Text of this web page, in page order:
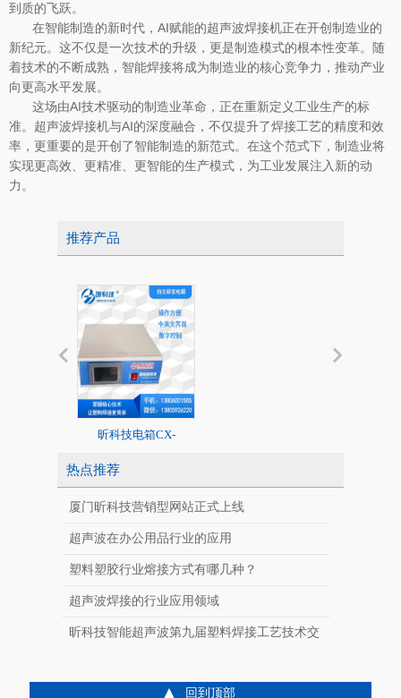
到质的飞跃。
在智能制造的新时代，AI赋能的超声波焊接机正在开创制造业的
新纪元。这不仅是一次技术的升级，更是制造模式的根本性变革。随
着技术的不断成熟，智能焊接将成为制造业的核心竞争力，推动产业
向更高水平发展。
这场由AI技术驱动的制造业革命，正在重新定义工业生产的标
准。超声波焊接机与AI的深度融合，不仅提升了焊接工艺的精度和效
率，更重要的是开创了智能制造的新范式。在这个范式下，制造业将
实现更高效、更精准、更智能的生产模式，为工业发展注入新的动
力。
推荐产品
昕科技电箱CX-
2020/1526系列
全自动智能超声波
热点推荐
厦门昕科技营销型网站正式上线
超声波在办公用品行业的应用
塑料塑胶行业熔接方式有哪几种？
超声波焊接的行业应用领域
昕科技智能超声波第九届塑料焊接工艺技术交
回到顶部